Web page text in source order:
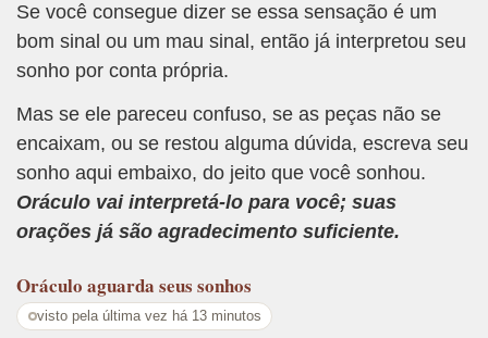
Se você consegue dizer se essa sensação é um
bom sinal ou um mau sinal, então já interpretou seu
sonho por conta própria.
Mas se ele pareceu confuso, se as peças não se
encaixam, ou se restou alguma dúvida, escreva seu
sonho aqui embaixo, do jeito que você sonhou.
Oráculo vai interpretá-lo para você; suas
orações já são agradecimento suficiente.
Oráculo aguarda seus sonhos
visto pela última vez há 13 minutos